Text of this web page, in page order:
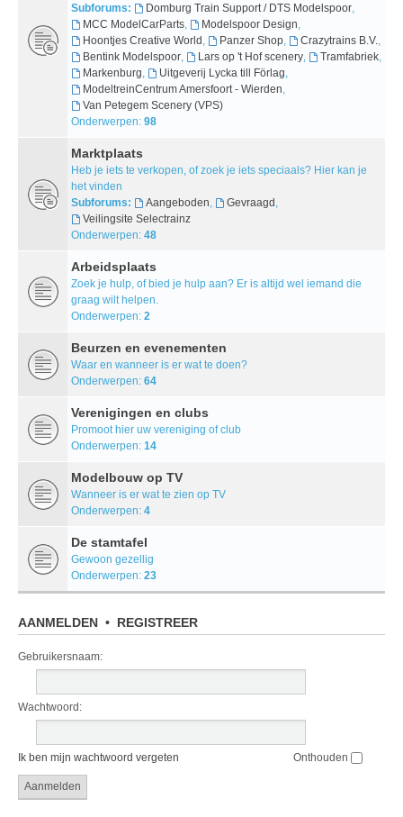
Subforums:
Domburg Train Support / DTS Modelspoor,
MCC ModelCarParts, Modelspoor Design,
Hoontjes Creative World, Panzer Shop, Crazytrains B.V.,
Bentink Modelspoor, Lars op 't Hof scenery, Tramfabriek,
Markenburg, Uitgeverij Lycka till Förlag,
ModeltreinCentrum Amersfoort - Wierden,
Van Petegem Scenery (VPS)
Onderwerpen: 98
Marktplaats
Heb je iets te verkopen, of zoek je iets speciaals? Hier kan je
het vinden
Subforums:
Aangeboden, Gevraagd,
Veilingsite Selectrainz
Onderwerpen: 48
Arbeidsplaats
Zoek je hulp, of bied je hulp aan? Er is altijd wel iemand die
graag wilt helpen.
Onderwerpen: 2
Beurzen en evenementen
Waar en wanneer is er wat te doen?
Onderwerpen: 64
Verenigingen en clubs
Promoot hier uw vereniging of club
Onderwerpen: 14
Modelbouw op TV
Wanneer is er wat te zien op TV
Onderwerpen: 4
De stamtafel
Gewoon gezellig
Onderwerpen: 23
AANMELDEN • REGISTREER
Gebruikersnaam:
Wachtwoord:
Ik ben mijn wachtwoord vergeten Onthouden